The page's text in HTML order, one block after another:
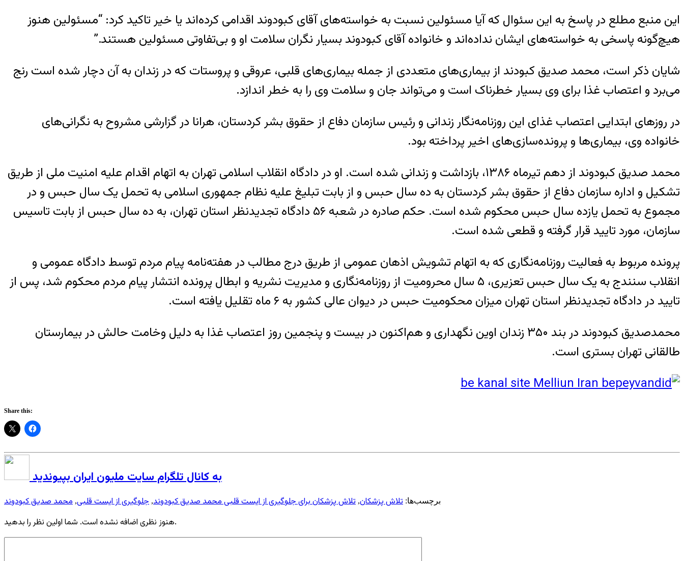
این منبع مطلع در پاسخ به این سئوال که آیا مسئولین نسبت به خواسته‌های آقای کبودوند اقدامی کرده‌اند یا خیر تاکید کرد: “مسئولین هنوز
هیچ‌گونه پاسخی به خواسته‌های ایشان نداده‌اند و خانواده آقای کبودوند بسیار نگران سلامت او و بی‌تفاوتی مسئولین هستند.”
شایان ذکر است، محمد صدیق کبودند از بیماری‌های متعددی از جمله بیماری‌های قلبی، عروقی و پروستات که در زندان به آن دچار شده است رنج
می‌برد و اعتصاب غذا برای وی بسیار خطرناک است و می‌تواند جان و سلامت وی را به خطر اندازد.
در روزهای ابتدایی اعتصاب غذای این روزنامه‌نگار زندانی و رئیس سازمان دفاع از حقوق بشر کردستان، هرانا در گزارشی مشروح به نگرانی‌های
خانواده وی، بیماری‌ها و پرونده‌سازی‌های اخیر پرداخته بود.
محمد صدیق کبودوند از دهم تیرماه ۱۳۸۶، بازداشت و زندانی شده ‌است. او در دادگاه انقلاب اسلامی تهران به اتهام اقدام علیه امنیت ملی از طریق
تشکیل و اداره سازمان دفاع از حقوق بشر کردستان به ده سال حبس و از بابت تبلیغ علیه نظام جمهوری اسلامی به تحمل یک سال حبس و در
مجموع به تحمل یازده سال حبس محکوم شده است. حکم صادره در شعبه ۵۶ دادگاه تجدیدنظر استان تهران، به ده سال حبس از بابت تاسیس
سازمان، مورد تایید قرار گرفته و قطعی شده است.
پرونده مربوط به فعالیت روزنامه‌نگاری که به اتهام تشویش اذهان عمومی از طریق درج مطالب در هفته‌نامه پیام مردم توسط دادگاه عمومی و
انقلاب سنندج به یک سال حبس تعزیری، ۵ سال محرومیت از روزنامه‌نگاری و مدیریت نشریه و ابطال پرونده انتشار پیام مردم محکوم شد، پس از
تایید در دادگاه تجدیدنظر استان تهران میزان محکومیت حبس در دیوان عالی کشور به ۶ ماه تقلیل یافته است.
محمدصدیق کبودوند در بند ۳۵۰ زندان اوین نگهداری و هم‌اکنون در بیست و پنجمین روز اعتصاب غذا به دلیل وخامت حالش در بیمارستان
طالقانی تهران بستری است.
Share this:
به کانال تلگرام سایت ملیون ایران بپیوندید
برچسب‌ها: تلاش پزشکان, تلاش پزشکان برای جلوگیری از ایست قلبی محمد صدیق کبودوند, جلوگیری از ایست قلبی, محمد صدیق کبودوند
هنوز نظری اضافه نشده است. شما اولین نظر را بدهید.